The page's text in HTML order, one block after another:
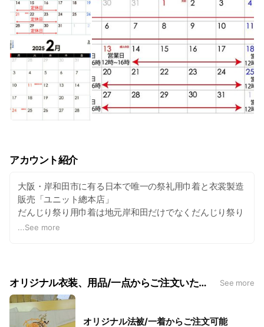
アカウント紹介
大阪・岸和田市に有る日本で唯一の祭礼用巾着と衣裳製造
販売「ユニット總本店」
だんじり祭り用巾着は地元岸和田だけでなくだんじり祭り
を行っている350団体以上の巾着柄を品揃え！
また祭り衣装だけでなく時代劇ドラマやコスプレ衣装の製
作も賜ります。
...See more
オリジナル衣装、用品/一点からご注文いただけます。 See more
オリジナル法被/一着からご注文可能